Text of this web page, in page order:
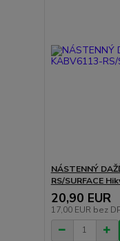
NÁSTENNÝ
RS/SURFACE
20,90 EUR
17,00 EUR bez